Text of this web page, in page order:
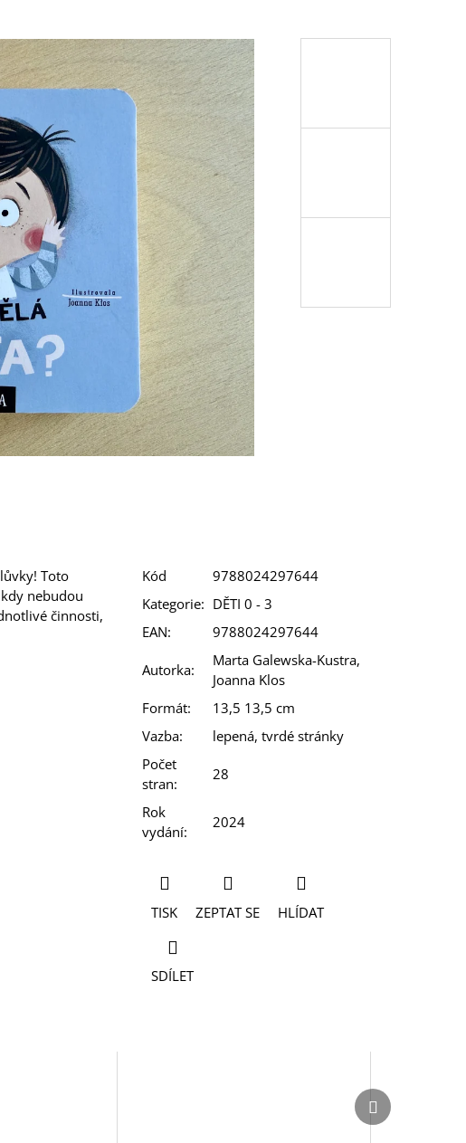
Toto
nebudou
činnosti,
Kód
9788024297644
Kategorie: DĚTI 0 - 3
EAN: 9788024297644
Autorka:
Marta Galewska-Kustra,
Joanna Klos
Formát:
13,5 13,5 cm
Vazba:
lepená, tvrdé stránky
Počet
stran:
28
Rok
vydání:
2024
TISK ZEPTAT SE HLÍDAT
SDÍLET
Další
produkt
Další
produkt